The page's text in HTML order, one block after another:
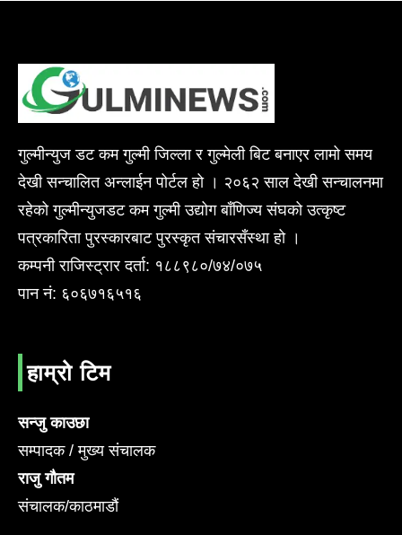
गुल्मीन्युज डट कम गुल्मी जिल्ला र गुल्मेली बिट बनाएर लामो समय
देखी सन्चालित अन्लाईन पोर्टल हो । २०६२ साल देखी सन्चालनमा
रहेको गुल्मीन्युजडट कम गुल्मी उद्योग बाँणिज्य संघको उत्कृष्ट
पत्रकारिता पुरस्कारबाट पुरस्कृत संचारसँस्था हो ।
कम्पनी राजिस्ट्रार दर्ता: १८८९८०/७४/०७५
पान नं: ६०६७१६५१६
हाम्रो टिम
सन्जु काउछा
सम्पादक / मुख्य संचालक
राजु गौतम
संचालक/काठमाडौं